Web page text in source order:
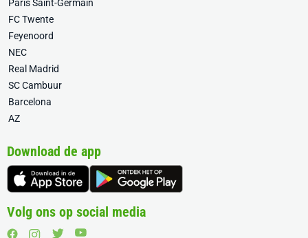
Paris Saint-Germain
FC Twente
Feyenoord
NEC
Real Madrid
SC Cambuur
Barcelona
AZ
Download de app
Volg ons op social media